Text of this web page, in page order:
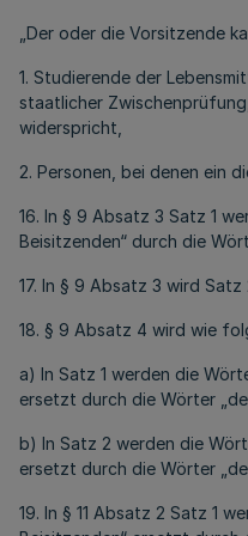
„Der oder die Vorsitzende
1. Studierende der
staatlicher
widerspricht,
2. Personen, bei denen ein
16. In § 9 Absatz 3 Satz 1
Beisitzenden“ durch die
17. In § 9 Absatz 3 wird Satz
18. § 9 Absatz 4 wird wie
a) In Satz 1 werden die
ersetzt durch die Wörter
b) In Satz 2 werden die
ersetzt durch die Wörter
19. In § 11 Absatz 2 Satz 1